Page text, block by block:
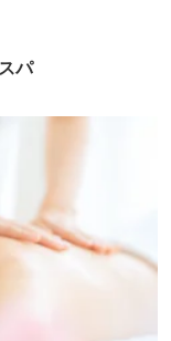
パ